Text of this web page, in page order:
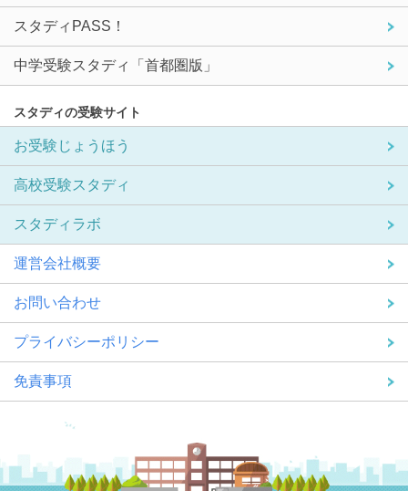
スタディPASS！
中学受験スタディ「首都圏版」
スタディの受験サイト
お受験じょうほう
高校受験スタディ
スタディラボ
運営会社概要
お問い合わせ
プライバシーポリシー
免責事項